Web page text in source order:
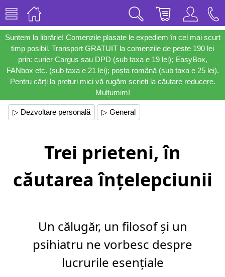
Suntem la librărie! Comenzile plasate le expediem în cel mai scurt
timp posibil. Transport GRATUIT la comenzile de peste 190 lei
prin: curier Cargus sau DPD (sub taxa e 19 lei); EasyBox,
FANbox etc. (sub taxa e 21 lei); poșta română (sub taxa e 25 lei).
Pentru cărți la prețuri mici vă rugăm scrieți la căutare reducere.
Mulțumim!
▷ Dezvoltare personală ▷ General
Trei prieteni, în
căutarea înțelepciunii
Un călugăr, un filosof și un
psihiatru ne vorbesc despre
lucrurile esențiale